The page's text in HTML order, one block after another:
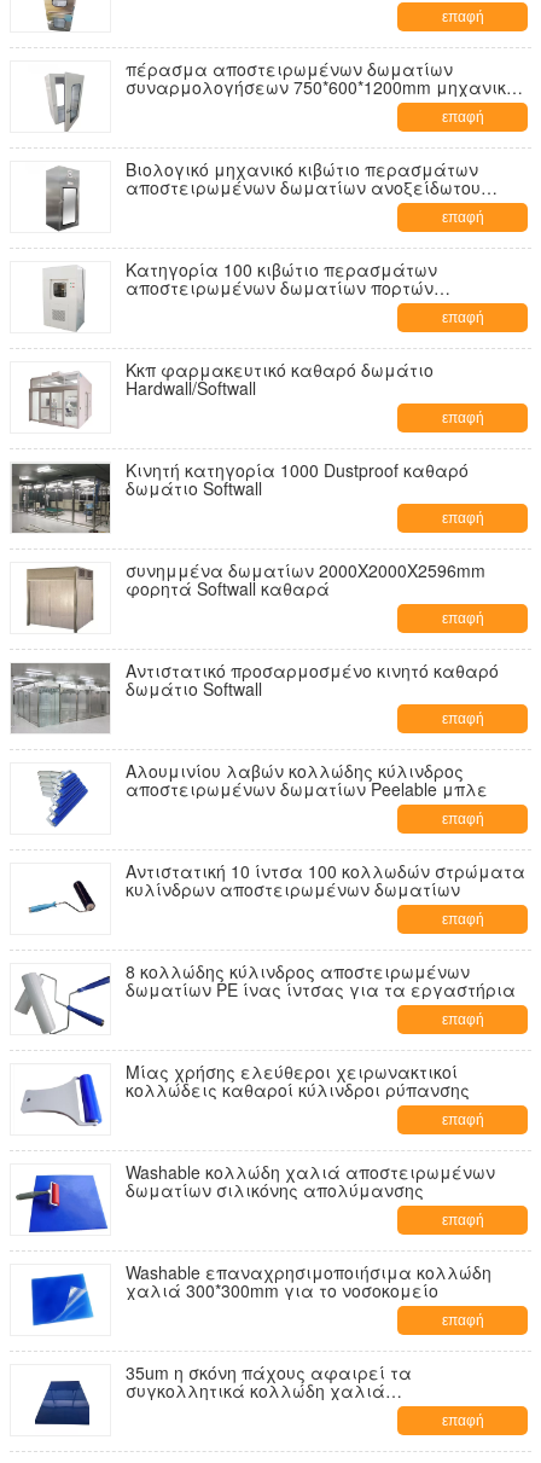
επαφή
πέρασμα αποστειρωμένων δωματίων
συναρμολογήσεων 750*600*1200mm μηχανικό
επαφή
Βιολογικό μηχανικό κιβώτιο περασμάτων
αποστειρωμένων δωματίων ανοξείδωτου
επαφή
Κατηγορία 100 κιβώτιο περασμάτων
αποστειρωμένων δωματίων πορτών
ανελκυστήρων για το εργαστήριο επαφή
Κκπ φαρμακευτικό καθαρό δωμάτιο
Hardwall/Softwall
επαφή
Κινητή κατηγορία 1000 Dustproof καθαρό
δωμάτιο Softwall
επαφή
συνημμένα δωματίων 2000X2000X2596mm
φορητά Softwall καθαρά
επαφή
Αντιστατικό προσαρμοσμένο κινητό καθαρό
δωμάτιο Softwall
επαφή
Αλουμινίου λαβών κολλώδης κύλινδρος
αποστειρωμένων δωματίων Peelable μπλε
επαφή
Αντιστατική 10 ίντσα 100 κολλωδών στρώματα
κυλίνδρων αποστειρωμένων δωματίων
επαφή
8 κολλώδης κύλινδρος αποστειρωμένων
δωματίων PE ίνας ίντσας για τα εργαστήρια
επαφή
Μίας χρήσης ελεύθεροι χειρωνακτικοί
κολλώδεις καθαροί κύλινδροι ρύπανσης
επαφή
Washable κολλώδη χαλιά αποστειρωμένων
δωματίων σιλικόνης απολύμανσης
επαφή
Washable επαναχρησιμοποιήσιμα κολλώδη
χαλιά 300*300mm για το νοσοκομείο
επαφή
35um η σκόνη πάχους αφαιρεί τα
συγκολλητικά κολλώδη χαλιά
επαφή